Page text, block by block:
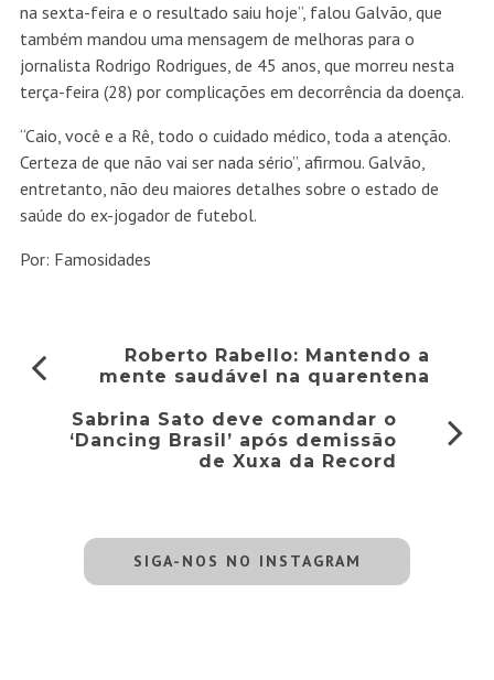
na sexta-feira e o resultado saiu hoje”, falou Galvão, que
também mandou uma mensagem de melhoras para o
jornalista Rodrigo Rodrigues, de 45 anos, que morreu nesta
terça-feira (28) por complicações em decorrência da doença.
“Caio, você e a Rê, todo o cuidado médico, toda a atenção.
Certeza de que não vai ser nada sério”, afirmou. Galvão,
entretanto, não deu maiores detalhes sobre o estado de
saúde do ex-jogador de futebol.
Por: Famosidades
Roberto Rabello: Mantendo a
mente saudável na quarentena
Sabrina Sato deve comandar o
‘Dancing Brasil’ após demissão
de Xuxa da Record
SIGA-NOS NO INSTAGRAM